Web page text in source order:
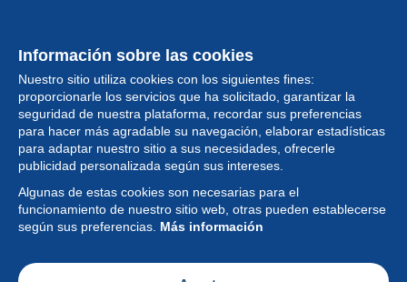
Información sobre las cookies
Nuestro sitio utiliza cookies con los siguientes fines:
proporcionarle los servicios que ha solicitado, garantizar la
seguridad de nuestra plataforma, recordar sus preferencias
para hacer más agradable su navegación, elaborar estadísticas
para adaptar nuestro sitio a sus necesidades, ofrecerle
publicidad personalizada según sus intereses.
Algunas de estas cookies son necesarias para el
funcionamiento de nuestro sitio web, otras pueden establecerse
según sus preferencias. Más información
Colección
Noticias
Funcionalidad
Empresa